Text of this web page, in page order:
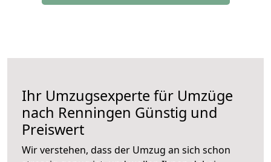
Ihr Umzugsexperte für Umzüge
nach Renningen Günstig und
Preiswert
Wir verstehen, dass der Umzug an sich schon